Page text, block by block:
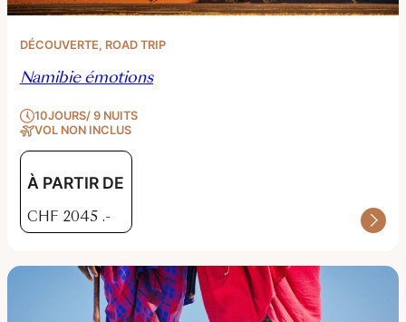
DÉCOUVERTE, ROAD TRIP
Namibie émotions
10JOURS/ 9 NUITS
VOL NON INCLUS
À PARTIR DE
CHF 2045 .-